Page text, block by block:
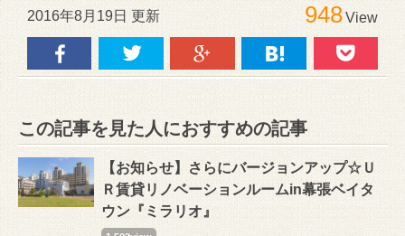
2016年8月19日 更新 948View
この記事を見た人におすすめの記事
【お知らせ】さらにバージョンアップ☆Ｕ
Ｒ賃貸リノベーションルームin幕張ベイタ
ウン『ミラリオ』